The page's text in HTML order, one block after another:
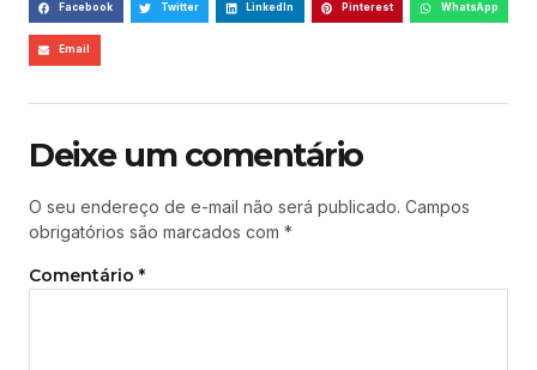
Facebook Twitter LinkedIn Pinterest WhatsApp
Email
Deixe um comentário
O seu endereço de e-mail não será publicado. Campos
obrigatórios são marcados com *
Comentário *